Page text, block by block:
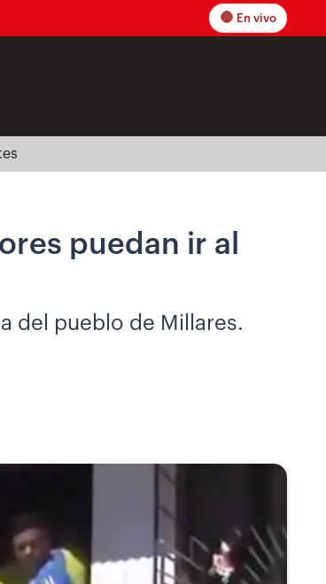
En vivo
puedan ir al
del pueblo de Millares.